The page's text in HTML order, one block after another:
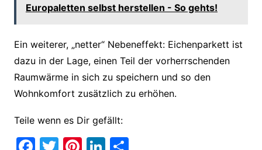
Europaletten selbst herstellen - So gehts!
Ein weiterer, „netter“ Nebeneffekt: Eichenparkett ist
dazu in der Lage, einen Teil der vorherrschenden
Raumwärme in sich zu speichern und so den
Wohnkomfort zusätzlich zu erhöhen.
Teile wenn es Dir gefällt: